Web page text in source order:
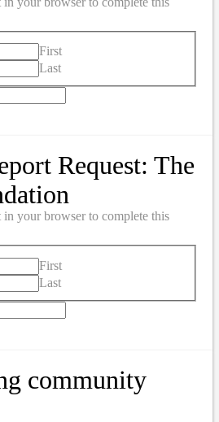
First
Last
Request: The
in your browser to complete this
First
Last
community